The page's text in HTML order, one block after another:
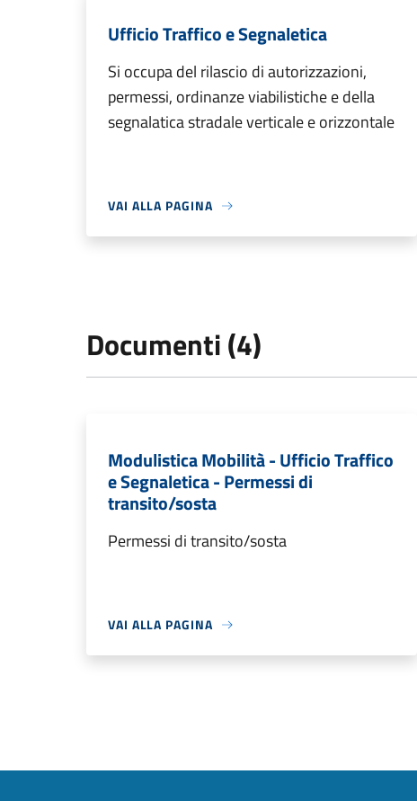
Ufficio Traffico e Segnaletica
Si occupa del rilascio di autorizzazioni,
permessi, ordinanze viabilistiche e della
segnalatica stradale verticale e orizzontale
VAI ALLA PAGINA
Documenti (4)
Modulistica Mobilità - Ufficio Traffico
e Segnaletica - Permessi di
transito/sosta
Permessi di transito/sosta
VAI ALLA PAGINA